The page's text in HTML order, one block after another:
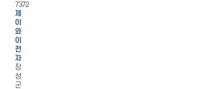
7372
제
이
와
이
전
자
장
성
군